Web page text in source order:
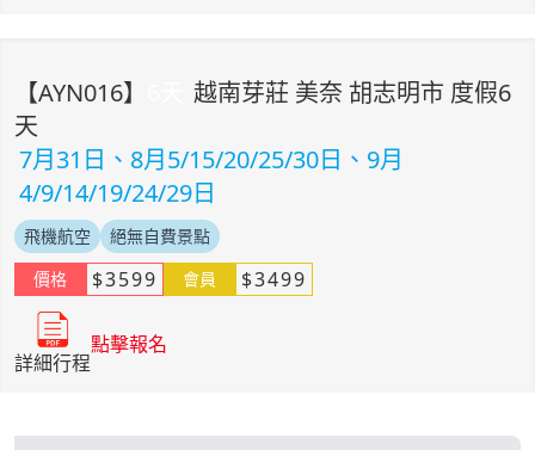
【AYN016】
越南芽莊 美奈 胡志明市 度假6
天
7月31日、8月5/15/20/25/30日、9月
4/9/14/19/24/29日
飛機航空
絕無自費景點
價格
$3599 會員 $3499
詳細行程
點擊報名